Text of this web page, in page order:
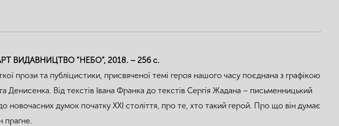
АРТ ВИДАВНИЦТВО “НЕБО”, 2018. – 256 с.
прози та публіцистики, присвяченої темі героя нашого часу поєднана з графікою
Денисенка. Від текстів Івана Франка до текстів Сергія Жадана – письменницький
новочасних думок початку ХХІ століття, про те, хто такий герой. Про що він думає
прагне.